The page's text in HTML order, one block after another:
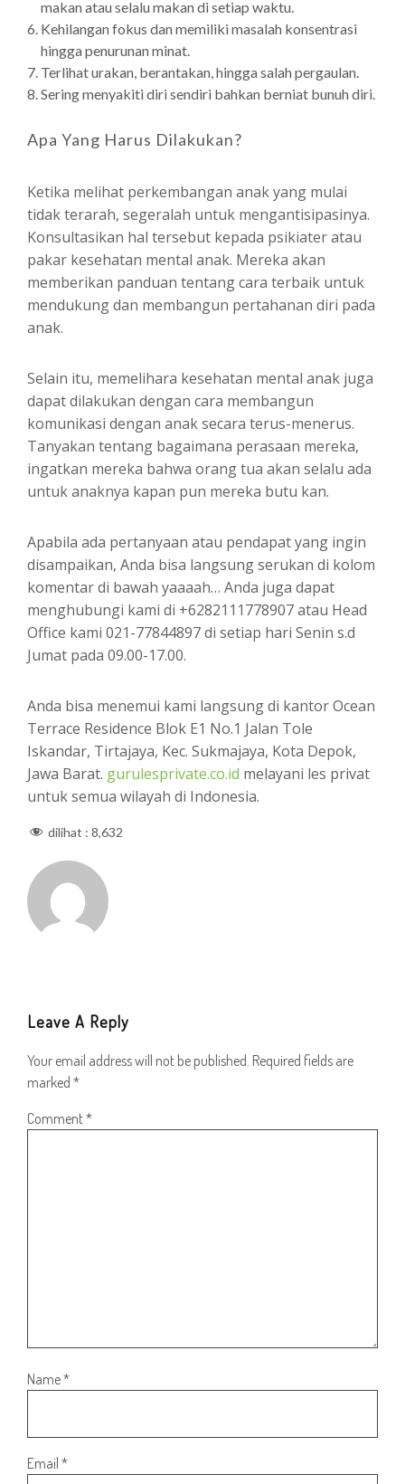
makan atau selalu makan di setiap waktu.
Kehilangan fokus dan memiliki masalah konsentrasi
hingga penurunan minat.
Terlihat urakan, berantakan, hingga salah pergaulan.
Sering menyakiti diri sendiri bahkan berniat bunuh diri.
Apa Yang Harus Dilakukan?
Ketika melihat perkembangan anak yang mulai
tidak terarah, segeralah untuk mengantisipasinya.
Konsultasikan hal tersebut kepada psikiater atau
pakar kesehatan mental anak. Mereka akan
memberikan panduan tentang cara terbaik untuk
mendukung dan membangun pertahanan diri pada
anak.
Selain itu, memelihara kesehatan mental anak juga
dapat dilakukan dengan cara membangun
komunikasi dengan anak secara terus-menerus.
Tanyakan tentang bagaimana perasaan mereka,
ingatkan mereka bahwa orang tua akan selalu ada
untuk anaknya kapan pun mereka butu kan.
Apabila ada pertanyaan atau pendapat yang ingin
disampaikan, Anda bisa langsung serukan di kolom
komentar di bawah yaaaah… Anda juga dapat
menghubungi kami di +6282111778907 atau Head
Office kami 021-77844897 di setiap hari Senin s.d
Jumat pada 09.00-17.00.
Anda bisa menemui kami langsung di kantor Ocean
Terrace Residence Blok E1 No.1 Jalan Tole
Iskandar, Tirtajaya, Kec. Sukmajaya, Kota Depok,
Jawa Barat. gurulesprivate.co.id melayani les privat
untuk semua wilayah di Indonesia.
dilihat : 8,632
Leave A Reply
Your email address will not be published. Required fields are
marked *
Comment*
Name*
Email *